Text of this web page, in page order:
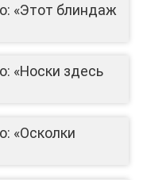
«Этот блиндаж
«Носки здесь
«Осколки